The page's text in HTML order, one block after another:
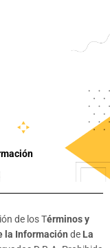
de los Términos y
la Información de La